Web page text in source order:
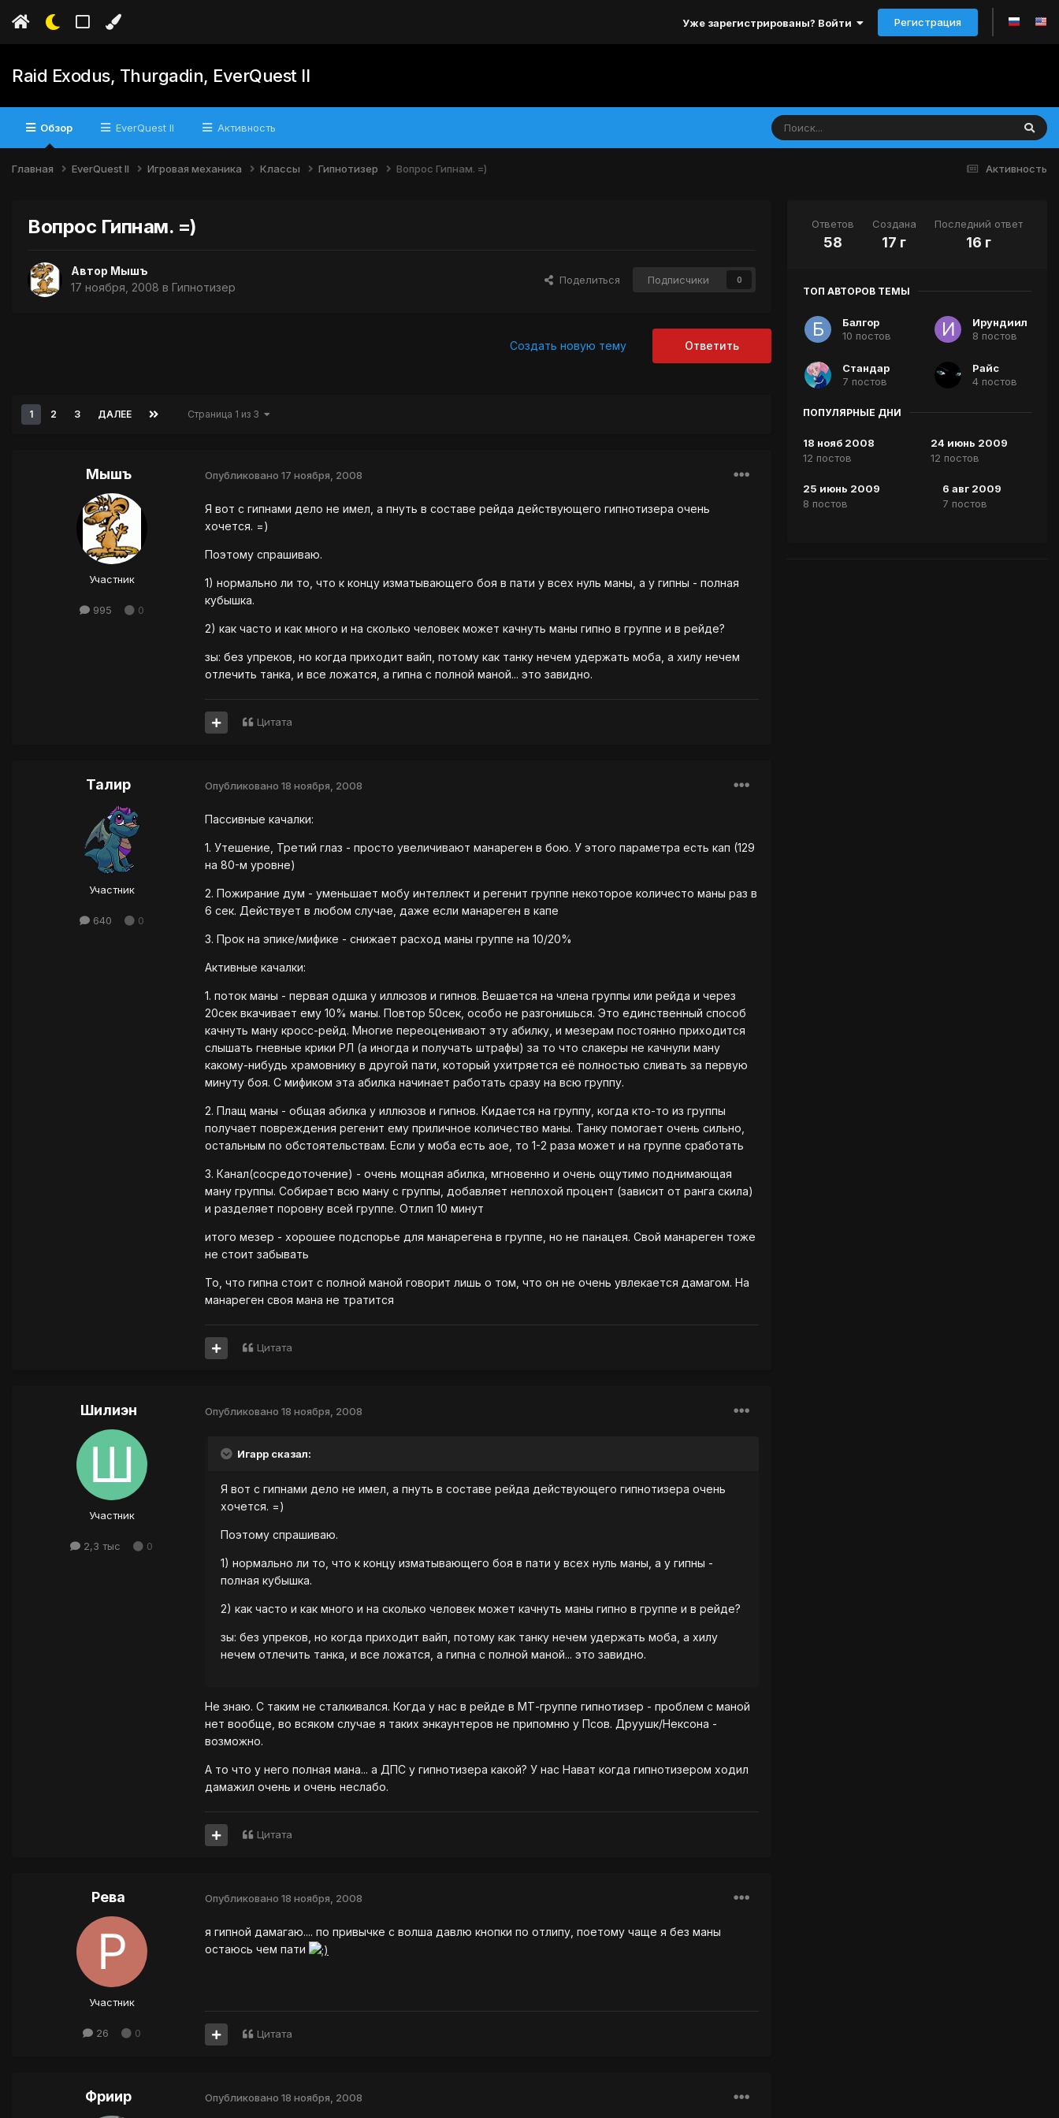
Уже зарегистрированы? Войти Регистрация
Raid Exodus, Thurgadin, EverQuest II
Обзор EverQuest II Активность
Активность
Главная EverQuest II Игровая механика Классы Гипнотизер Вопрос Гипнам. =)
Вопрос Гипнам. =)
Автор Мышъ
17 ноября, 2008 в Гипнотизер
Поделиться Подписчики 0
Ответить
Создать новую тему
1 2 3 ДАЛЕЕ Страница 1 из 3
Мышъ
Участник
995 0
Опубликовано 17 ноября, 2008
Я вот с гипнами дело не имел, а пнуть в составе рейда действующего гипнотизера очень
хочется. =)
Поэтому спрашиваю.
1) нормально ли то, что к концу изматывающего боя в пати у всех нуль маны, а у гипны - полная
кубышка.
2) как часто и как много и на сколько человек может качнуть маны гипно в группе и в рейде?
зы: без упреков, но когда приходит вайп, потому как танку нечем удержать моба, а хилу нечем
отлечить танка, и все ложатся, а гипна с полной маной... это завидно.
Цитата
Талир
Участник
640 0
Опубликовано 18 ноября, 2008
Пассивные качалки:
1. Утешение, Третий глаз - просто увеличивают манареген в бою. У этого параметра есть кап (129
на 80-м уровне)
2. Пожирание дум - уменьшает мобу интеллект и регенит группе некоторое количесто маны раз в
6 сек. Действует в любом случае, даже если манареген в капе
3. Прок на эпике/мифике - снижает расход маны группе на 10/20%
Активные качалки:
1. поток маны - первая одшка у иллюзов и гипнов. Вешается на члена группы или рейда и через
20сек вкачивает ему 10% маны. Повтор 50сек, особо не разгонишься. Это единственный способ
качнуть ману кросс-рейд. Многие переоценивают эту абилку, и мезерам постоянно приходится
слышать гневные крики РЛ (а иногда и получать штрафы) за то что слакеры не качнули ману
какому-нибудь храмовнику в другой пати, который ухитряется её полностью сливать за первую
минуту боя. С мификом эта абилка начинает работать сразу на всю группу.
2. Плащ маны - общая абилка у иллюзов и гипнов. Кидается на группу, когда кто-то из группы
получает повреждения регенит ему приличное количество маны. Танку помогает очень сильно,
остальным по обстоятельствам. Если у моба есть аое, то 1-2 раза может и на группе сработать
3. Канал(сосредоточение) - очень мощная абилка, мгновенно и очень ощутимо поднимающая
ману группы. Собирает всю ману с группы, добавляет неплохой процент (зависит от ранга скила)
и разделяет поровну всей группе. Отлип 10 минут
итого мезер - хорошее подспорье для манарегена в группе, но не панацея. Свой манареген тоже
не стоит забывать
То, что гипна стоит с полной маной говорит лишь о том, что он не очень увлекается дамагом. На
манареген своя мана не тратится
Цитата
Шилиэн
Участник
2,3 тыс 0
Опубликовано 18 ноября, 2008
Игарр сказал:
Я вот с гипнами дело не имел, а пнуть в составе рейда действующего гипнотизера очень
хочется. =)
Поэтому спрашиваю.
1) нормально ли то, что к концу изматывающего боя в пати у всех нуль маны, а у гипны -
полная кубышка.
2) как часто и как много и на сколько человек может качнуть маны гипно в группе и в рейде?
зы: без упреков, но когда приходит вайп, потому как танку нечем удержать моба, а хилу
нечем отлечить танка, и все ложатся, а гипна с полной маной... это завидно.
Не знаю. С таким не сталкивался. Когда у нас в рейде в МТ-группе гипнотизер - проблем с маной
нет вообще, во всяком случае я таких энкаунтеров не припомню у Псов. Друушк/Нексона -
возможно.
А то что у него полная мана... а ДПС у гипнотизера какой? У нас Нават когда гипнотизером ходил
дамажил очень и очень неслабо.
Цитата
Рева
Участник
26 0
Опубликовано 18 ноября, 2008
я гипной дамагаю.... по привычке с волша давлю кнопки по отлипу, поетому чаще я без маны
остаюсь чем пати
Цитата
Фриир Опубликовано 18 ноября, 2008
Ответов
58
Создана
17 г
Последний ответ
16 г
ТОП АВТОРОВ ТЕМЫ
Балгор
10 постов
Ирундиил
8 постов
Стандар
7 постов
Райс
4 постов
ПОПУЛЯРНЫЕ ДНИ
18 нояб 2008
12 постов
24 июнь 2009
12 постов
25 июнь 2009
8 постов
6 авг 2009
7 постов